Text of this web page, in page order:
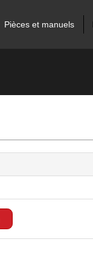
Pièces et manuels